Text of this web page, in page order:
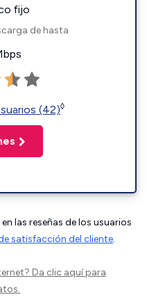
fijo
de hasta
(42)◊
las reseñas de los usuarios
satisfacción del cliente.
Da clic aquípara